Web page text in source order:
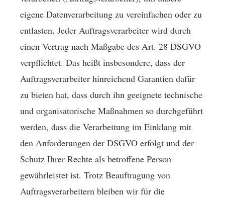
eigene Datenverarbeitung zu vereinfachen oder zu
entlasten. Jeder Auftragsverarbeiter wird durch
einen Vertrag nach Maßgabe des Art. 28 DSGVO
verpflichtet. Das heißt insbesondere, dass der
Auftragsverarbeiter hinreichend Garantien dafür
zu bieten hat, dass durch ihn geeignete technische
und organisatorische Maßnahmen so durchgeführt
werden, dass die Verarbeitung im Einklang mit
den Anforderungen der DSGVO erfolgt und der
Schutz Ihrer Rechte als betroffene Person
gewährleistet ist. Trotz Beauftragung von
Auftragsverarbeitern bleiben wir für die